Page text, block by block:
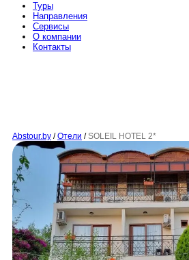
Туры
Направления
Сервисы
O компании
Контакты
Abstour.by / Отели / SOLEIL HOTEL 2*